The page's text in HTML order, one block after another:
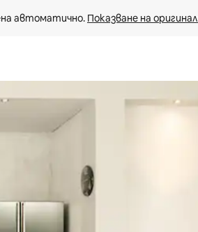
автоматично. Показване на